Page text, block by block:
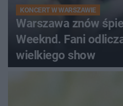
KONCERT W WARSZAWIE
Warszawa znów
Weeknd. Fani
wielkiego show